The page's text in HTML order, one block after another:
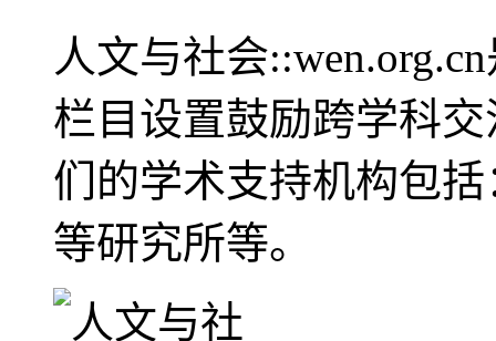
人文与社会
栏目设置鼓励跨学科
们的学术支持机构包
等研究所等。